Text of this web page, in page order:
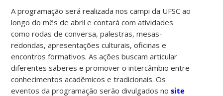
A programação será realizada nos campi da UFSC ao
longo do mês de abril e contará com atividades
como rodas de conversa, palestras, mesas-
redondas, apresentações culturais, oficinas e
encontros formativos. As ações buscam articular
diferentes saberes e promover o intercâmbio entre
conhecimentos acadêmicos e tradicionais. Os
eventos da programação serão divulgados nosite